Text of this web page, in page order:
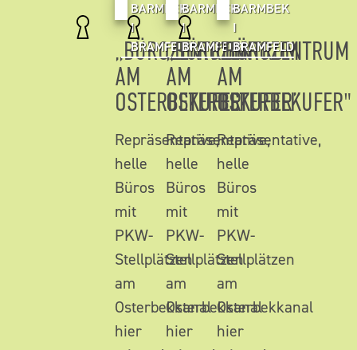
BARMBEK
I
BRAMFELD
„BÜROZENTRUM
AM
OSTERBEKUFER”
Repräsentative,
helle
Büros
mit
PKW-
Stellplätzen
am
Osterbekkanal
hier
BARMBEK
I
BRAMFELD
„BÜROZENTRUM
AM
OSTERBEKUFER”
Repräsentative,
helle
Büros
mit
PKW-
Stellplätzen
am
Osterbekkanal
hier
BARMBEK
I
BRAMFELD
"BÜROZENTRUM
AM
OSTERBEKUFER"
Repräsentative,
helle
Büros
mit
PKW-
Stellplätzen
am
Osterbekkanal
hier